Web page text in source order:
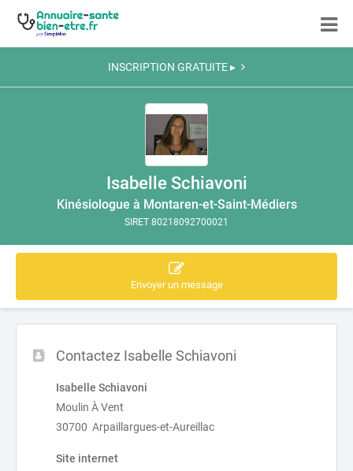
INSCRIPTION GRATUITE ▸
Isabelle Schiavoni
Kinésiologue à Montaren-et-Saint-Médiers
SIRET 80218092700021
Envoyer un message
Contactez Isabelle Schiavoni
Isabelle Schiavoni
Moulin À Vent
30700 Arpaillargues-et-Aureillac
Site internet